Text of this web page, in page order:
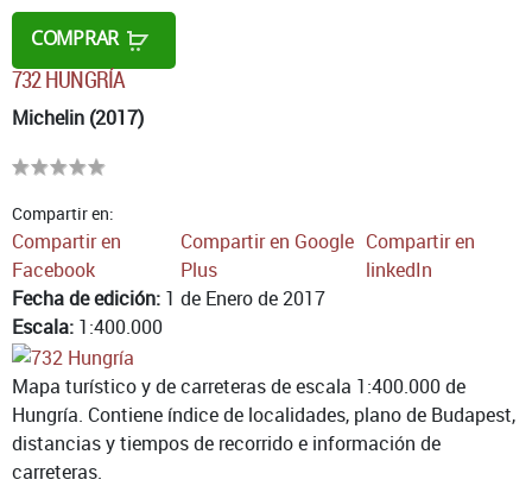
COMPRAR
732 HUNGRÍA
Michelin (2017)
Compartir en:
Compartir en
Facebook
Compartir en Google
Plus
Compartir en
linkedIn
Fecha de edición: 1 de Enero de 2017
Escala: 1:400.000
Mapa turístico y de carreteras de escala 1:400.000 de
Hungría. Contiene índice de localidades, plano de Budapest,
distancias y tiempos de recorrido e información de
carreteras.